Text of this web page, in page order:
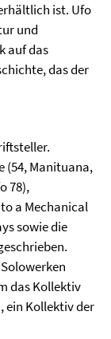
ist. Ufo
und
auf das
das der
(54, Manituana,
78),
a Mechanical
sowie die
das Kollektiv
ein Kollektiv der